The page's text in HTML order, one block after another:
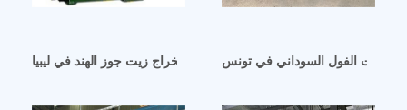
آلة استخراج زيت اللوز آلة استخراج زيت جوز الهند في ليبيا
زيت الفول السوداني في تونس